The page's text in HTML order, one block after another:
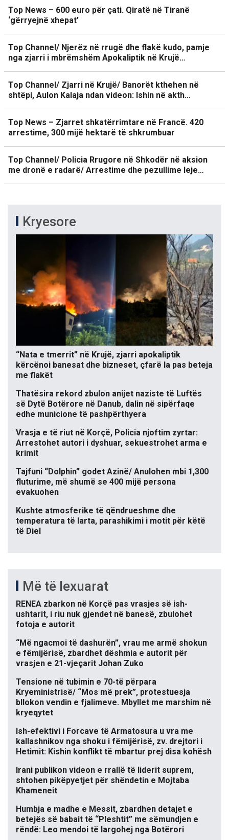
Top News – 600 euro për çati. Qiratë në Tiranë
‘gërryejnë xhepat’
Top Channel/ Njerëz në rrugë dhe flakë kudo, pamje
nga zjarri i mbrëmshëm Apokaliptik në Krujë…
Top Channel/ Zjarri në Krujë/ Banorët kthehen në
shtëpi, Aulon Kalaja ndan videon: Ishin në akth…
Top News – Zjarret shkatërrimtare në Francë. 420
arrestime, 300 mijë hektarë të shkrumbuar
Top Channel/ Policia Rrugore në Shkodër në aksion
me dronë e radarë/ Arrestime dhe pezullime leje…
Kryesore
“Nata e tmerrit” në Krujë, zjarri apokaliptik
kërcënoi banesat dhe bizneset, çfarë la pas beteja
me flakët
Thatësira rekord zbulon anijet naziste të Luftës
së Dytë Botërore në Danub, dalin në sipërfaqe
edhe municione të pashpërthyera
Vrasja e të riut në Korçë, Policia njoftim zyrtar:
Arrestohet autori i dyshuar, sekuestrohet arma e
krimit
Tajfuni “Dolphin” godet Azinë/ Anulohen mbi 1,300
fluturime, më shumë se 400 mijë persona
evakuohen
Kushte atmosferike të qëndrueshme dhe
temperatura të larta, parashikimi i motit për këtë
të Diel
Më të lexuarat
RENEA zbarkon në Korçë pas vrasjes së ish-
ushtarit, i riu nuk gjendet në banesë, zbulohet
fotoja e autorit
“Më ngacmoi të dashurën”, vrau me armë shokun
e fëmijërisë, zbardhet dëshmia e autorit për
vrasjen e 21-vjeçarit Johan Zuko
Tensione në tubimin e 70-të përpara
Kryeministrisë/ “Mos më prek”, protestuesja
bllokon vendin e fjalimeve. Mbyllet me marshim në
kryeqytet
Ish-efektivi i Forcave të Armatosura u vra me
kallashnikov nga shoku i fëmijërisë, zv. drejtori i
Hetimit: Kishin konflikt të mbartur prej disa kohësh
Irani publikon videon e rrallë të liderit suprem,
shtohen pikëpyetjet për shëndetin e Mojtaba
Khameneit
Humbja e madhe e Messit, zbardhen detajet e
betejës së babait të “Pleshtit” me sëmundjen e
rëndë: Leo mendoi të largohej nga Botërori